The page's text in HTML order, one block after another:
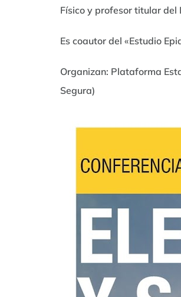
Físico y profesor titular
Es coautor del «Estudio
Organizan: Plataforma
Segura)